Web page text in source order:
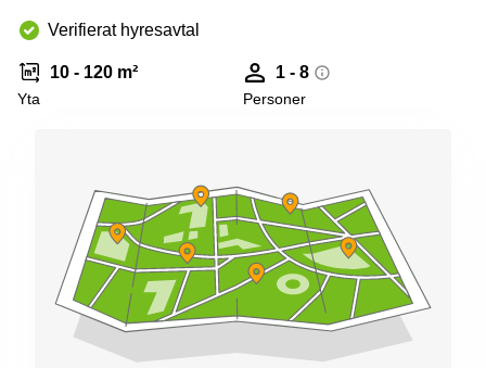
Verifierat hyresavtal
10 - 120 m²
Yta
1 - 8
Personer